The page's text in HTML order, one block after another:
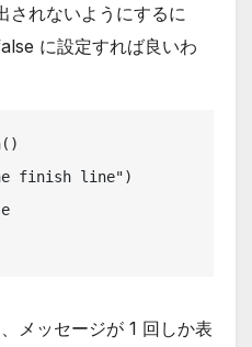
れないようにするに
に設定すれば良いわ
メッセージが 1 回しか表